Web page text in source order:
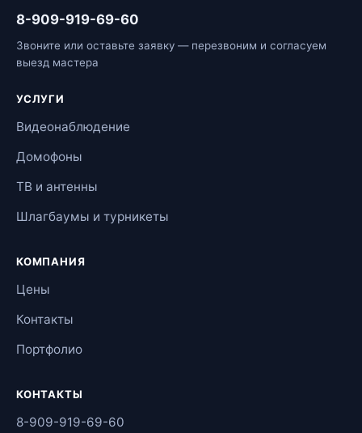
8-909-919-69-60
Звоните или оставьте заявку — перезвоним и согласуем
выезд мастера
УСЛУГИ
Видеонаблюдение
Домофоны
ТВ и антенны
Шлагбаумы и турникеты
КОМПАНИЯ
Цены
Контакты
Портфолио
КОНТАКТЫ
8-909-919-69-60